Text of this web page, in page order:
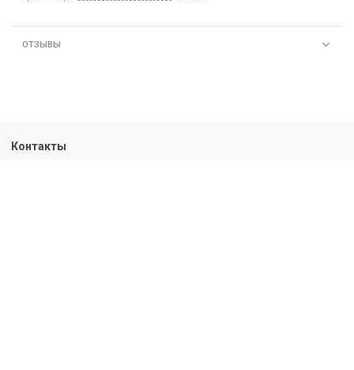
ОТЗЫВЫ
Контакты